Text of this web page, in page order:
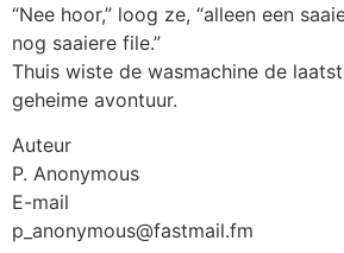
“Nee hoor,” loog ze, “alleen een
nog saaiere file.”
Thuis wiste de wasmachine de
geheime avontuur.
Auteur
P. Anonymous
E-mail
p_anonymous@fastmail.fm